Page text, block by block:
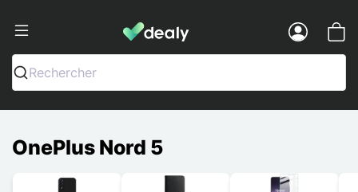
Dealy - Capas e acessórios para
Rechercher
OnePlus Nord 5